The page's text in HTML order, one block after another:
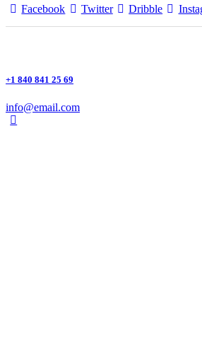
Facebook Twitter Dribble
+1 840 841 25 69
info@email.com